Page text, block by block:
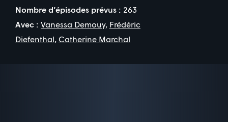
Nombre d’épisodes prévus : 263
Avec : Vanessa Demouy, Frédéric
Diefenthal, Catherine Marchal